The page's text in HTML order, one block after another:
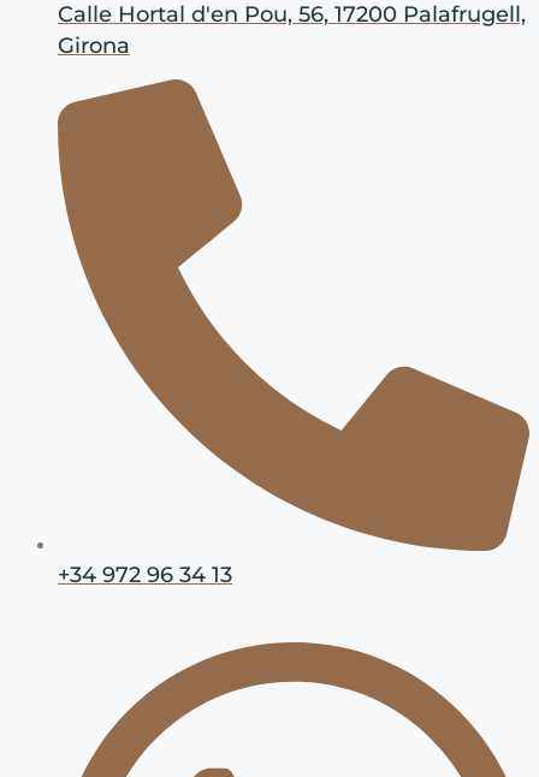
Calle Hortal d'en Pou, 56, 17200 Palafrugell,
Girona
+34 972 96 34 13